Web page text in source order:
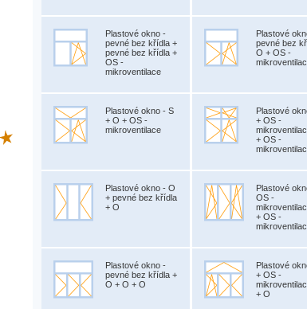
Plastové okno -
pevné bez křídla +
pevné bez křídla +
OS -
mikroventilace
Plastové
pevné bez
O + OS -
Plastové okno - S
+ O + OS -
mikroventilace
Plastové
+ OS -
+ OS -
Plastové okno - O
+ pevné bez křídla
+ O
Plastové
OS -
+ OS -
Plastové okno -
pevné bez křídla +
O + O + O
Plastové
+ OS -
+ O